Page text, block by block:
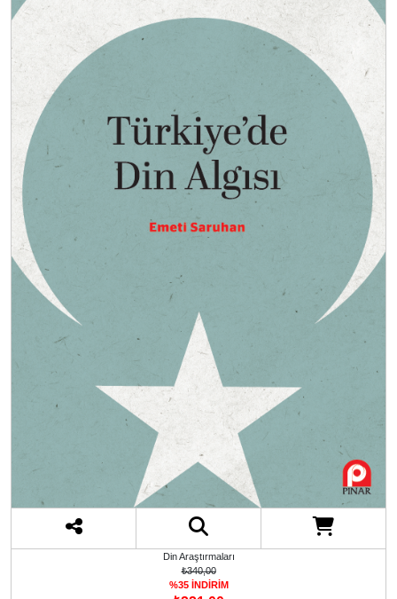
Din Araştırmaları
₺340,00
%35 İNDİRİM